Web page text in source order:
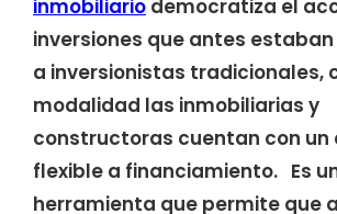
inmobiliario democratiza el
inversiones que antes
a inversionistas tradicionales,
modalidad las inmobiliarias y
constructoras cuentan con un
flexible a financiamiento. Es
herramienta que permite que